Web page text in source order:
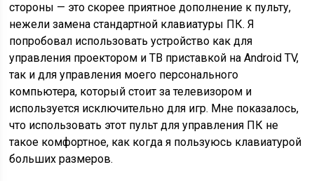
стороны — это скорее приятное дополнение к пульту,
нежели замена стандартной клавиатуры ПК. Я
попробовал использовать устройство как для
управления проектором и ТВ приставкой на Android TV,
так и для управления моего персонального
компьютера, который стоит за телевизором и
используется исключительно для игр. Мне показалось,
что использовать этот пульт для управления ПК не
такое комфортное, как когда я пользуюсь клавиатурой
больших размеров.